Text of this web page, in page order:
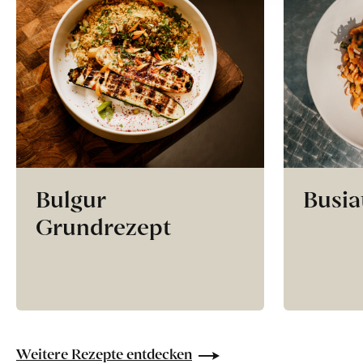
Bulgur
Grundrezept
Weitere Rezepte entdecken